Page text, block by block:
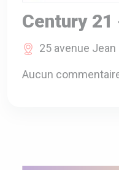
Century 21
25 avenue
Aucun